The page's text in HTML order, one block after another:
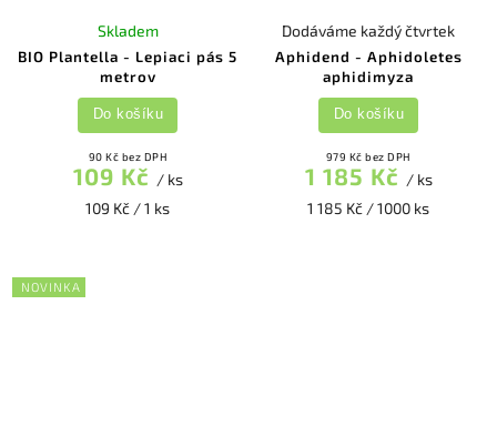
BIO Plantella - Lepiaci pás 5
metrov
Skladem
90 Kč bez DPH
109 Kč / ks
109 Kč / 1 ks
Do košíku
Aphidend - Aphidoletes
aphidimyza
Dodáváme každý čtvrtek
979 Kč bez DPH
1 185 Kč / ks
1 185 Kč / 1000 ks
Do košíku
NOVINKA